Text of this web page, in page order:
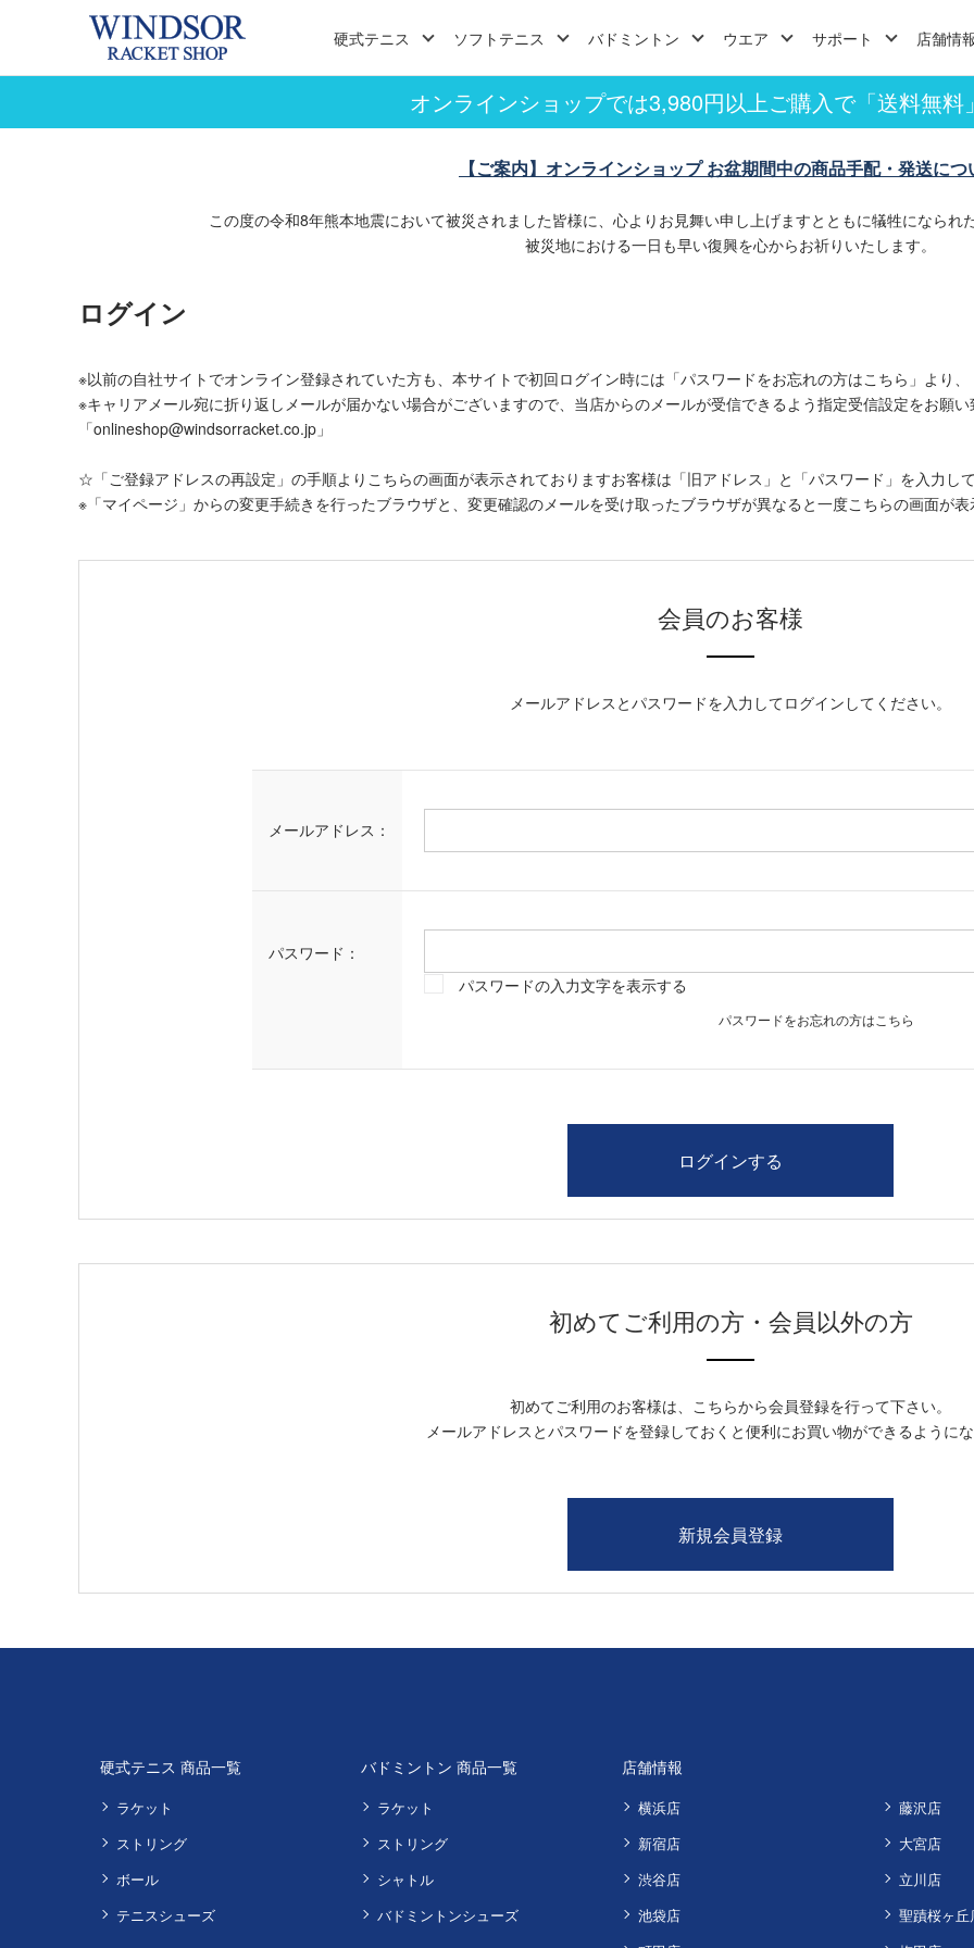
硬式テニス ソフトテニス バドミントン ウエア サポート 店舗情
オンラインショップでは3,980円以上ご購入で「送料無料
【ご案内】オンラインショップ お盆期間中の商品手配・発送につ
この度の令和8年熊本地震において被災されました皆様に、心よりお見舞い申し上げますとともに犠牲になられ
被災地における一日も早い復興を心からお祈りいたします。
ログイン
※以前の自社サイトでオンライン登録されていた方も、本サイトで初回ログイン時には「パスワードをお忘れの方はこちら」より
※キャリアメール宛に折り返しメールが届かない場合がございますので、当店からのメールが受信できるよう指定受信設定をお願
「onlineshop@windsorracket.co.jp」
☆「ご登録アドレスの再設定」の手順よりこちらの画面が表示されておりますお客様は「旧アドレス」と「パスワード」を入力し
※「マイページ」からの変更手続きを行ったブラウザと、変更確認のメールを受け取ったブラウザが異なると一度こちらの画面が
会員のお客様
メールアドレスとパスワードを入力してログインしてください。
メールアドレス：
パスワード：
パスワードの入力文字を表示する
パスワードをお忘れの方はこちら
初めてご利用の方・会員以外の方
初めてご利用のお客様は、こちらから会員登録を行って下さい。
メールアドレスとパスワードを登録しておくと便利にお買い物ができるように
硬式テニス 商品一覧
ラケット
ストリング
ボール
テニスシューズ
バドミントン 商品一覧
ラケット
ストリング
シャトル
バドミントンシューズ
店舗情報
横浜店
新宿店
渋谷店
池袋店
藤沢店
大宮店
立川店
聖蹟桜ヶ丘